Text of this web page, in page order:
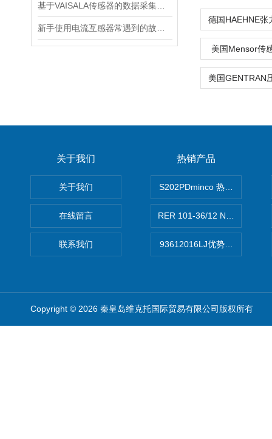
美国Mensor传
关于我们
关于我们
在线留言
联系我们
热销产品
S202PDminco 热电阻
RER 101-36/12 NHH离心
93612016LJ优势供应美国
Copyright © 2026 秦皇岛维克托国际贸易有限公司版权所有